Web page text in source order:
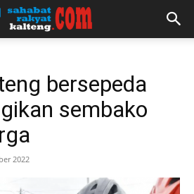
bersepeda
sembako
2022